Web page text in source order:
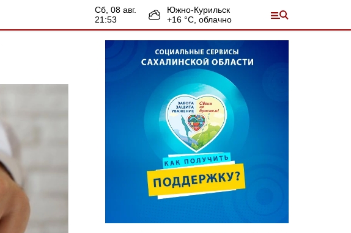
сб, 08 авг.
21:53
Южно-Курильск
+16 °С, облачно